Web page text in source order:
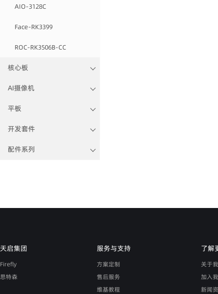
AIO-3128C
Face-RK3399
ROC-RK3506B-CC
核心板
AI摄像机
平板
开发套件
配件系列
天启集团
Firefly
思特森
服务与支持
方案定制
售后服务
维基教程
了解
关于
加入
新闻